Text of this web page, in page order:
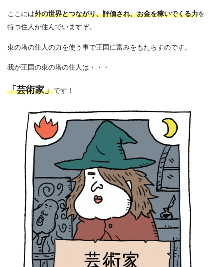
ここには外の世界とつながり、評価され、お金を稼いでくる力を
持つ住人が住んでいますぞ。
東の塔の住人の力を使う事で王国に富みをもたらすのです。
我が王国の東の塔の住人は・・・
「芸術家」です！